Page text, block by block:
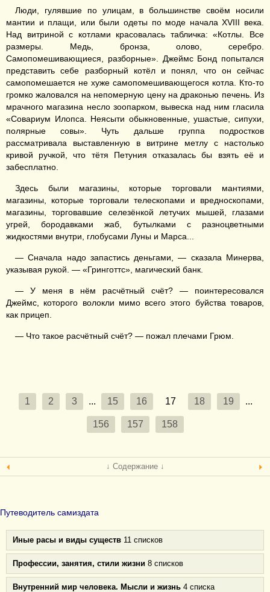
Люди, гулявшие по улицам, в большинстве своём носили
мантии и плащи, или были одеты по моде начала XVIII века.
Над витриной с котлами красовалась табличка: «Котлы. Все
размеры. Медь, бронза, олово, серебро.
Самопомешивающиеся, разборные». Джеймс Бонд попытался
представить себе разборный котёл и понял, что он сейчас
самопомешается не хуже самопомешивающегося котла. Кто-то
громко жаловался на непомерную цену на драконью печень. Из
мрачного магазина несло зоопарком, вывеска над ним гласила
«Совариум Илопса. Неясыти обыкновенные, ушастые, сипухи,
полярные совы». Чуть дальше группа подростков
рассматривала выставленную в витрине метлу с настолько
кривой ручкой, что тётя Петуния отказалась бы взять её и
забесплатно.
Здесь были магазины, которые торговали мантиями,
магазины, которые торговали телескопами и вредноскопами,
магазины, торговавшие селезёнкой летучих мышей, глазами
угрей, бородавками жаб, бутылками с разноцветными
жидкостями внутри, глобусами Луны и Марса...
— Сначала надо запастись деньгами, — сказала Минерва,
указывая рукой. — «Гринготтс», магический банк.
— У меня в нём расчётный счёт? — поинтересовался
Джеймс, которого волокли мимо всего этого буйства товаров,
как прицеп.
— Что такое расчётный счёт? — пожал плечами Грюм.
1 2 3 ... 15 16 17 18 19 ...
156 157 158
↓ Содержание ↓
Путеводитель самиздата
Иные расы и виды существ 11 списков
Профессии, занятия, стили жизни 8 списков
Внутренний мир человека. Мысли и жизнь 4 списка